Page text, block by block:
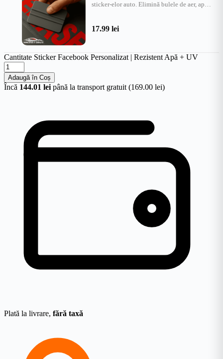
sticker-elor auto. Elimină bulele de aer, ap…
17.99lei
Cantitate Sticker Facebook Personalizat | Rezistent Apă + UV
Adaugă în Coș
Încă 144.01 lei până la transport gratuit (169.00 lei)
Plată la livrare, fără taxă